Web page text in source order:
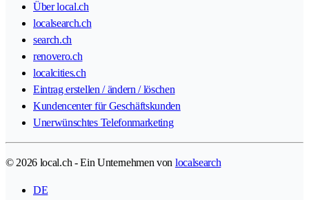
Über local.ch
localsearch.ch
search.ch
renovero.ch
localcities.ch
Eintrag erstellen / ändern / löschen
Kundencenter für Geschäftskunden
Unerwünschtes Telefonmarketing
© 2026 local.ch - Ein Unternehmen von localsearch
DE